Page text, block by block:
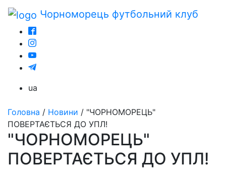
Чорноморець футбольний клуб
ua
Головна / Новини / "ЧОРНОМОРЕЦЬ"
ПОВЕРТАЄТЬСЯ ДО УПЛ!
"ЧОРНОМОРЕЦЬ"
ПОВЕРТАЄТЬСЯ ДО УПЛ!